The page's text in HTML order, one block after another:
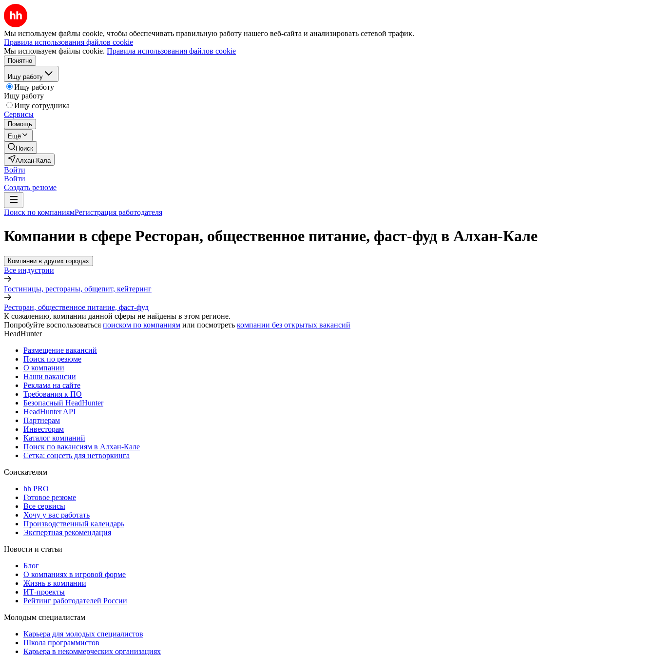
Мы используем файлы cookie, чтобы обеспечивать правильную работу нашего веб-сайта и анализировать сетевой трафик.
Правила использования файлов cookie
Мы используем файлы cookie. Правила использования файлов cookie
Понятно
Ищу работу
Ищу работу
Ищу работу
Ищу сотрудника
Сервисы
Помощь
Ещё
Поиск
Алхан-Кала
Войти
Войти
Создать резюме
Поиск по компаниямРегистрация работодателя
Компании в сфере Ресторан, общественное питание, фаст-фуд в Алхан-Кале
Компании в других городах
Все индустрии
Гостиницы, рестораны, общепит, кейтеринг
Ресторан, общественное питание, фаст-фуд
К сожалению, компании данной сферы не найдены в этом регионе.
Попробуйте воспользоваться поиском по компаниям или посмотреть компании без открытых вакансий
HeadHunter
Размещение вакансий
Поиск по резюме
О компании
Наши вакансии
Реклама на сайте
Требования к ПО
Безопасный HeadHunter
HeadHunter API
Партнерам
Инвесторам
Каталог компаний
Поиск по вакансиям в Алхан-Кале
Сетка: соцсеть для нетворкинга
Соискателям
hh PRO
Готовое резюме
Все сервисы
Хочу у вас работать
Производственный календарь
Экспертная рекомендация
Новости и статьи
Блог
О компаниях в игровой форме
Жизнь в компании
ИТ-проекты
Рейтинг работодателей России
Молодым специалистам
Карьера для молодых специалистов
Школа программистов
Карьера в некоммерческих организациях